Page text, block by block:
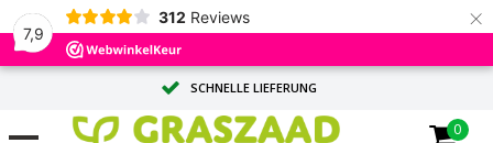
7,9
312 Reviews ×
SCHNELLE LIEFERUNG
MASSGESCHNEIDERTE BERATUNG DURCH UNSERE EXPERTEN 0